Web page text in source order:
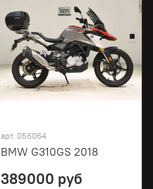
арт. 056064
BMW G310GS 2018
389000 руб